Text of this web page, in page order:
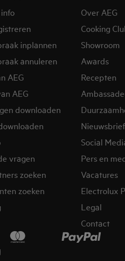
inplannen
annuleren
AEG
AEG
downloaden
vragen
zoeken
zoeken
Over AEG
Cooking
Showroom
Awards
Recepten
Nieuwsbrief
Social
Pers en
Vacatures
Electrolux
Legal
Contact